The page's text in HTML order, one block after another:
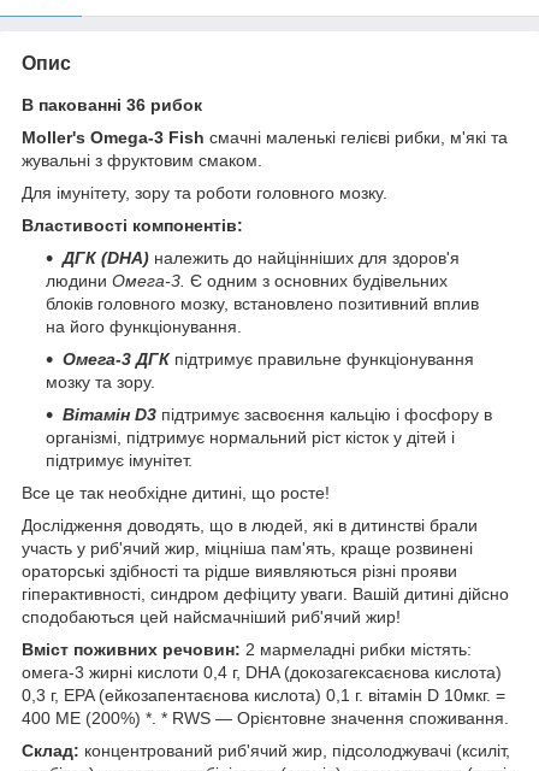
Опис
В пакованні 36 рибок
Moller's Omega-3 Fish смачні маленькі гелієві рибки, м'які та
жувальні з фруктовим смаком.
Для імунітету, зору та роботи головного мозку.
Властивості компонентів:
ДГК (DHA) належить до найцінніших для здоров'я
людини Омега-3. Є одним з основних будівельних
блоків головного мозку, встановлено позитивний вплив
на його функціонування.
Омега-3 ДГК підтримує правильне функціонування
мозку та зору.
Вітамін D3 підтримує засвоєння кальцію і фосфору в
організмі, підтримує нормальний ріст кісток у дітей і
підтримує імунітет.
Все це так необхідне дитині, що росте!
Дослідження доводять, що в людей, які в дитинстві брали
участь у риб'ячий жир, міцніша пам'ять, краще розвинені
ораторські здібності та рідше виявляються різні прояви
гіперактивності, синдром дефіциту уваги. Вашій дитині дійсно
сподобаються цей найсмачніший риб'ячий жир!
Вміст поживних речовин: 2 мармеладні рибки містять:
омега-3 жирні кислоти 0,4 г, DHA (докозагексаєнова кислота)
0,3 г, EPA (ейкозапентаєнова кислота) 0,1 г. вітамін D 10мкг. =
400 МЕ (200%) *. * RWS — Орієнтовне значення споживання.
Склад: концентрований риб'ячий жир, підсолоджувачі (ксиліт,